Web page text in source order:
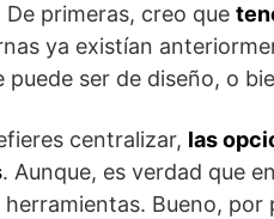
primeras, creo que
ya existían
ser de diseño, o
centralizar, las
. Aunque, es verdad que
Bueno,